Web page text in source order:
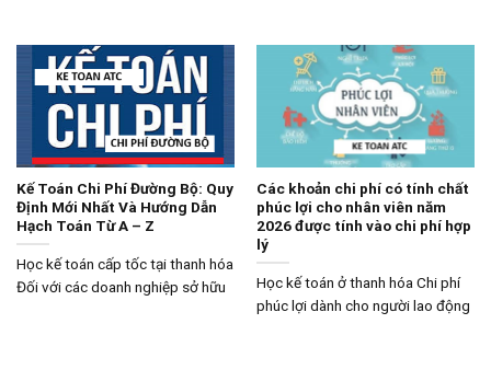
Kế Toán Chi Phí Đường Bộ: Quy
Định Mới Nhất Và Hướng Dẫn
Hạch Toán Từ A – Z
Học kế toán cấp tốc tại thanh hóa
Đối với các doanh nghiệp sở hữu
Các khoản chi phí có tính chất
phúc lợi cho nhân viên năm
2026 được tính vào chi phí hợp
lý
Học kế toán ở thanh hóa Chi phí
phúc lợi dành cho người lao động